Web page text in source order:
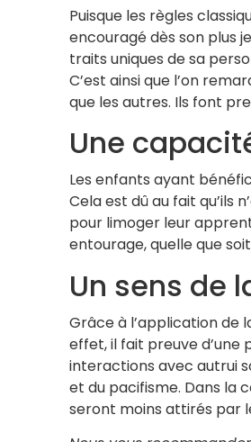
Puisque les règles
encouragé dès son plus
traits uniques de sa
C’est ainsi que l’on
que les autres. Ils font
Une
Les enfants ayant
Cela est dû au fait qu’ils
pour limoger leur
entourage, quelle que
Un sens de
Grâce à l’application de
effet, il fait preuve
interactions avec autrui
et du pacifisme. Dans la
seront moins attirés par